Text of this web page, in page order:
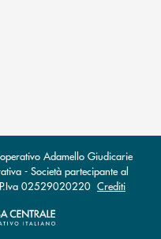
di posta elettronica)
l’app di posta elettronica)
Adamello Giudicarie
- Società partecipante al
P.Iva 02529020220 Crediti